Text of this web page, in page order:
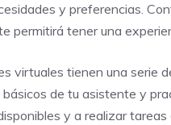
y preferencias.
permitirá tener una
virtuales tienen una serie
de tu asistente y
y a realizar